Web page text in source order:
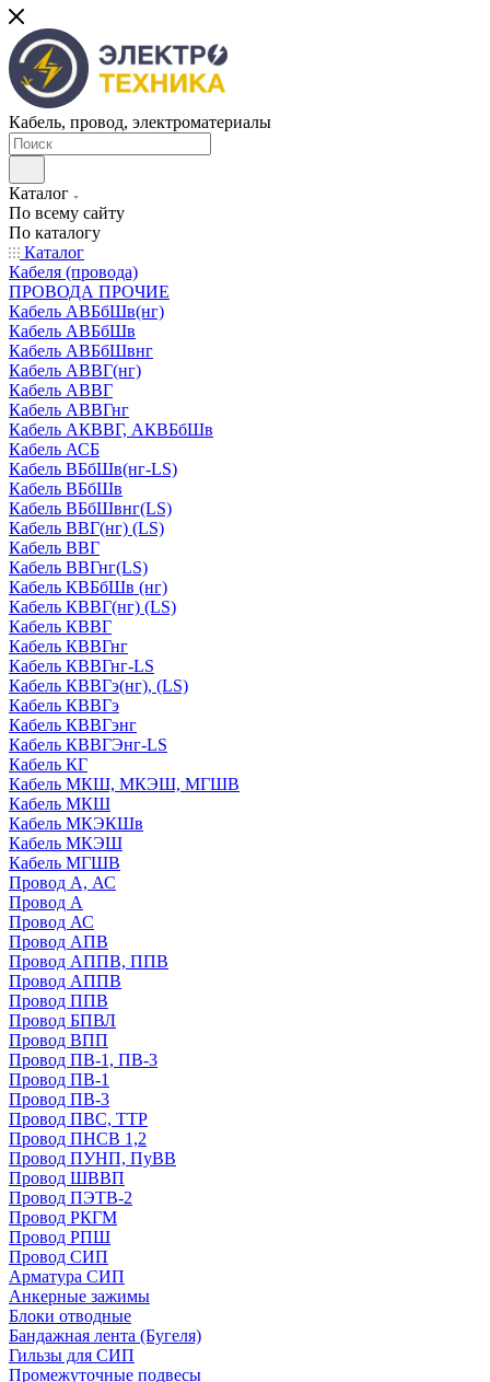
Кабель, провод, электроматериалы
Каталог
По всему сайту
По каталогу
Каталог
Кабеля (провода)
ПРОВОДА ПРОЧИЕ
Кабель АВБбШв(нг)
Кабель АВБбШв
Кабель АВБбШвнг
Кабель АВВГ(нг)
Кабель АВВГ
Кабель АВВГнг
Кабель АКВВГ, АКВБбШв
Кабель АСБ
Кабель ВБбШв(нг-LS)
Кабель ВБбШв
Кабель ВБбШвнг(LS)
Кабель ВВГ(нг) (LS)
Кабель ВВГ
Кабель ВВГнг(LS)
Кабель КВБбШв (нг)
Кабель КВВГ(нг) (LS)
Кабель КВВГ
Кабель КВВГнг
Кабель КВВГнг-LS
Кабель КВВГэ(нг), (LS)
Кабель КВВГэ
Кабель КВВГэнг
Кабель КВВГЭнг-LS
Кабель КГ
Кабель МКШ, МКЭШ, МГШВ
Кабель МКШ
Кабель МКЭКШв
Кабель МКЭШ
Кабель МГШВ
Провод А, АС
Провод А
Провод АС
Провод АПВ
Провод АППВ, ППВ
Провод АППВ
Провод ППВ
Провод БПВЛ
Провод ВПП
Провод ПВ-1, ПВ-3
Провод ПВ-1
Провод ПВ-3
Провод ПВС, ТТР
Провод ПНСВ 1,2
Провод ПУНП, ПуВВ
Провод ШВВП
Провод ПЭТВ-2
Провод РКГМ
Провод РПШ
Провод СИП
Арматура СИП
Анкерные зажимы
Блоки отводные
Бандажная лента (Бугеля)
Гильзы для СИП
Промежуточные подвесы